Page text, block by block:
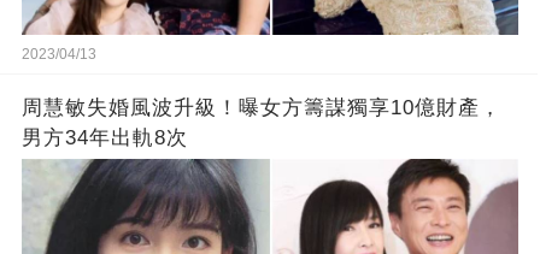
2023/04/13
周慧敏失婚風波升級！曝女方籌謀獨享10億財產，
男方34年出軌8次